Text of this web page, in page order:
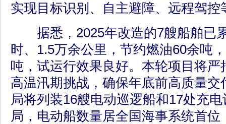
实现目标识别、自主避障、远程驾控
据悉，2025年改造的7艘船舶已
时、1.5万余公里，节约燃油60余吨
吨，试运行效果良好。本轮项目将
高温汛期挑战，确保年底前高质量
局将列装16艘电动巡逻船和17处充
局，电动船数量居全国海事系统首